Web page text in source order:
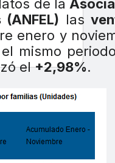
de la
las
enero y
mismo
el+2,98%.